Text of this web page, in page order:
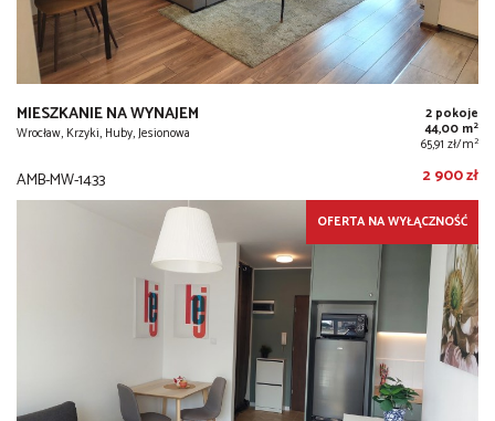
MIESZKANIE NA WYNAJEM
Wrocław, Krzyki, Huby, Jesionowa
2 pokoje
44,00 m2
65,91 zł/m2
AMB-MW-1433 2 900 zł
OFERTA NA WYŁĄCZNOŚĆ